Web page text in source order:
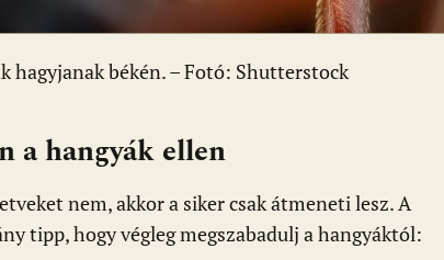
hagyjanak békén. – Fotó: Shutterstock
a hangyák ellen
nem, akkor a siker csak átmeneti lesz. A
tipp, hogy végleg megszabadulj a hangyáktól: